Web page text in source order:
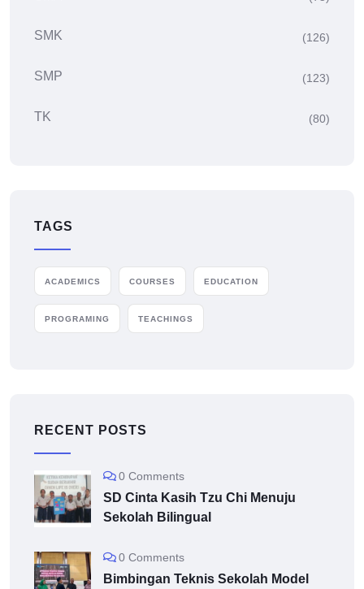
SMK (126)
SMP (123)
TK (80)
TAGS
ACADEMICS COURSES EDUCATION
PROGRAMING TEACHINGS
RECENT POSTS
0 Comments
SD Cinta Kasih Tzu Chi Menuju
Sekolah Bilingual
0 Comments
Bimbingan Teknis Sekolah Model